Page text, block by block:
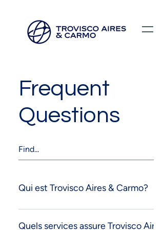
Frequent
Questions
Qui est Trovisco Aires & Carmo?
Trovisco Aires & Carmo est une société
Agents en douane de près de 50 ans
Quels services assure Trovisco Aires